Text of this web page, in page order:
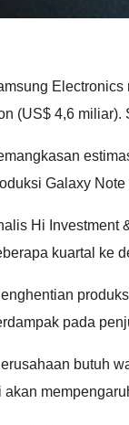
Electronics
(US$ 4,6 miliar).
Galaxy
Hi Investment
kuartal ke
pada
butuh
akan